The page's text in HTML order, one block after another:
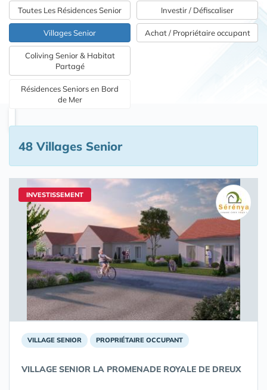
Toutes Les Résidences Senior
Villages Senior
Coliving Senior & Habitat
Partagé
Résidences Seniors en Bord
de Mer
Investir / Défiscaliser
Achat / Propriétaire occupant
48 Villages Senior
INVESTISSEMENT
VILLAGE SENIOR PROPRIÉTAIRE OCCUPANT
VILLAGE SENIOR LA PROMENADE ROYALE DE DREUX